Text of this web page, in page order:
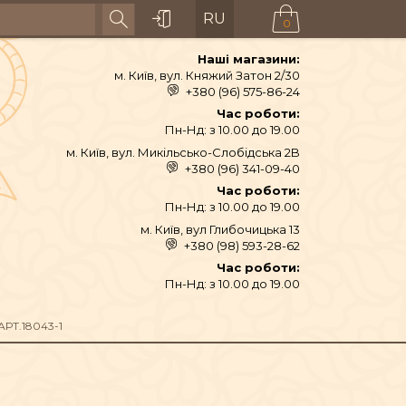
RU 0
Наші магазини:
м. Київ, вул. Княжий Затон 2/30
+380 (96) 575-86-24
Час роботи:
Пн-Нд: з 10.00 до 19.00
м. Київ, вул. Микільсько-Слобідська 2B
+380 (96) 341-09-40
Час роботи:
Пн-Нд: з 10.00 до 19.00
м. Київ, вул Глибочицька 13
+380 (98) 593-28-62
Час роботи:
Пн-Нд: з 10.00 до 19.00
1